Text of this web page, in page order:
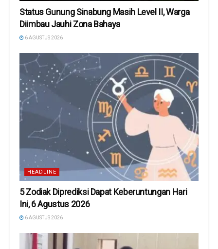
Status Gunung Sinabung Masih Level II, Warga
Diimbau Jauhi Zona Bahaya
6 AGUSTUS 2026
HEADLINE
5 Zodiak Diprediksi Dapat Keberuntungan Hari
Ini, 6 Agustus 2026
6 AGUSTUS 2026